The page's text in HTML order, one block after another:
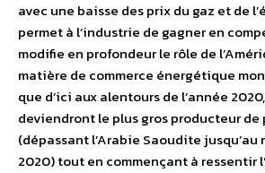
avec une baisse des prix du gaz et de
permet à l’industrie de gagner en
modifie en profondeur le rôle de
matière de commerce énergétique
que d’ici aux alentours de l’année
deviendront le plus gros producteur
(dépassant l’Arabie Saoudite
2020) tout en commençant à ressentir